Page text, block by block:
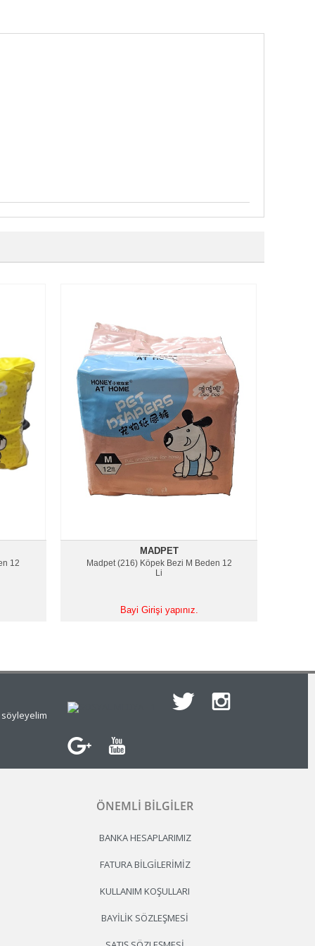
12
MADPET
Madpet (216) Köpek Bezi M Beden 12
Li
Bayi Girişi yapınız.
söyleyelim
ÖNEMLI BILGILER
BANKA HESAPLARIMIZ
FATURA BILGILERIMIZ
KULLANIM KOŞULLARI
BAYILIK SÖZLEŞMESI